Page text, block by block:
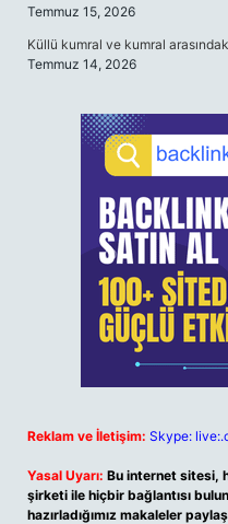
Temmuz 15, 2026
Küllü kumral ve kumral
Temmuz 14, 2026
Reklam ve İletişim: Skype:
Yasal Uyarı: Bu internet sitesi,
şirketi ile hiçbir bağlantısı
hazırladığımız makaleler